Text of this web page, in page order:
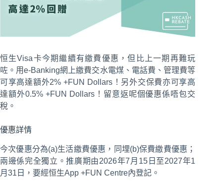
恒生Visa卡今期繼續有繳費優惠，但比上一期再難玩
咗。用e-Banking網上繳費交水電煤、電話費、管理費等
可享高達額外2% +FUN Dollars！另外交保費亦可享高
達額外0.5% +FUN Dollars！留意返呢個優惠係唔包交
稅。
優惠詳情
今次優惠分為(a)生活繳費優惠，同埋(b)保費繳費優惠；
兩邊係完全獨立。推廣期由2026年7月15日至2027年1
月31日，要經恒生App +FUN Centre內登記。